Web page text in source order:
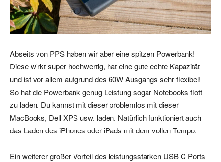
Abseits von PPS haben wir aber eine spitzen Powerbank!
Diese wirkt super hochwertig, hat eine gute echte Kapazität
und ist vor allem aufgrund des 60W Ausgangs sehr flexibel!
So hat die Powerbank genug Leistung sogar Notebooks flott
zu laden. Du kannst mit dieser problemlos mit dieser
MacBooks, Dell XPS usw. laden. Natürlich funktioniert auch
das Laden des iPhones oder iPads mit dem vollen Tempo.
Ein weiterer großer Vorteil des leistungsstarken USB C Ports